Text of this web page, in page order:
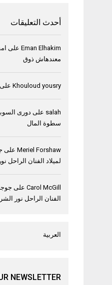
أحدث التعليقات
Eman Elhakim على
معندهاش ذوق
Khouloud yousry على
salah على دورى
سطوة المال
Meriel Forshaw على
لميلاد الفنان الراحل
Carol McGill على
الفنان الراحل نور
العربية
NEWSLETTER